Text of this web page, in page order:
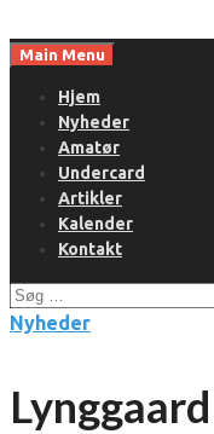
toMain Menu
Hjem
Nyheder
Amatør
Undercard
Artikler
Kalender
Kontakt
Søg
efter:
Nyheder